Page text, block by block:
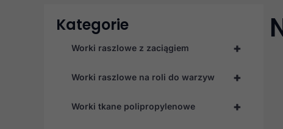
Kategorie
+
Worki raszlowe z zaciągiem
+
Worki raszlowe na roli do warzyw
+
Worki tkane polipropylenowe